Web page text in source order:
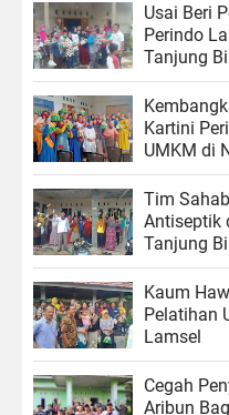
Usai Beri
Perindo
Tanjung
Kartini
UMKM di
Tim
Antiseptik
Tanjung
Kaum
Pelatihan
Lamsel
Cegah
Aribun